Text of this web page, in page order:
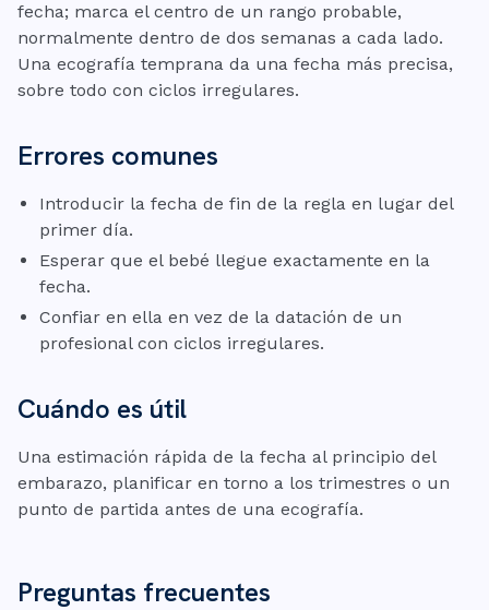
fecha; marca el centro de un rango probable,
normalmente dentro de dos semanas a cada lado.
Una ecografía temprana da una fecha más precisa,
sobre todo con ciclos irregulares.
Errores comunes
Introducir la fecha de fin de la regla en lugar del
primer día.
Esperar que el bebé llegue exactamente en la
fecha.
Confiar en ella en vez de la datación de un
profesional con ciclos irregulares.
Cuándo es útil
Una estimación rápida de la fecha al principio del
embarazo, planificar en torno a los trimestres o un
punto de partida antes de una ecografía.
Preguntas frecuentes